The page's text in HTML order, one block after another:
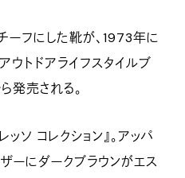
ーフにした靴が、1973年に
ウトドアライフスタイルブ
発売される。
ソ コレクション』。アッパ
ーにダークブラウンがエス